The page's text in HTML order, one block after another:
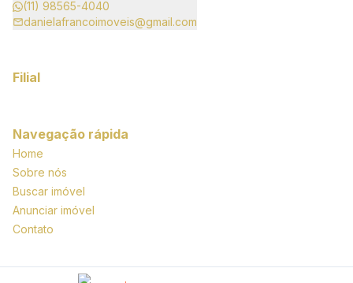
(11) 98565-4040
danielafrancoimoveis@gmail.com
Filial
Navegação rápida
Home
Sobre nós
Buscar imóvel
Anunciar imóvel
Contato